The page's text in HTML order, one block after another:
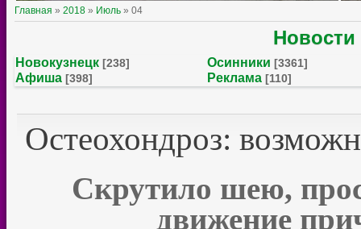
Главная » 2018 » Июль » 04
Новости
Новокузнецк [238] Осинники [3361]
Афиша [398] Реклама [110]
Остеохондроз:
Скрутило шею,
движение